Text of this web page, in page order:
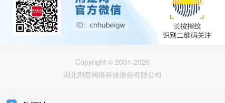
Copyright © 2001-2026
湖北荆楚网络科技股份有限公司